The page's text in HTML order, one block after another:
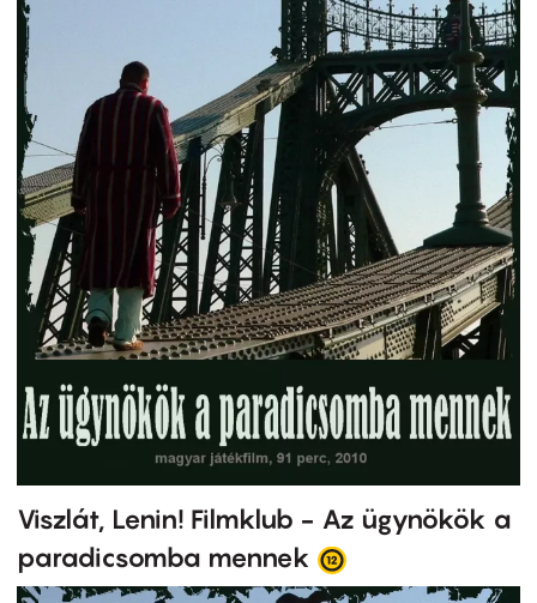
Viszlát, Lenin! Filmklub - Az ügynökök a
paradicsomba mennek